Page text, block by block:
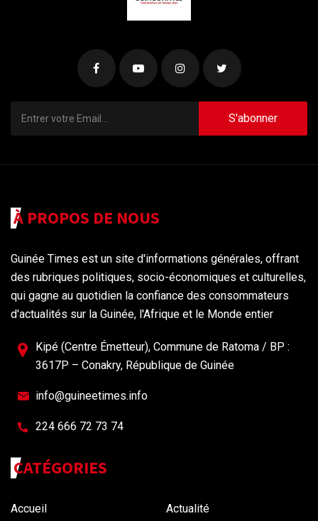
S'abonner
À PROPOS DE NOUS
Guinée Times est un site d'informations générales, offrant
des rubriques politiques, socio-économiques et culturelles,
qui gagne au quotidien la confiance des consommateurs
d'actualités sur la Guinée, l'Afrique et le Monde entier
Kipé (Centre Émetteur), Commune de Ratoma / BP :
3617P – Conakry, République de Guinée
info@guineetimes.info
224 666 72 73 74
CATÉGORIES
Accueil
Actualité